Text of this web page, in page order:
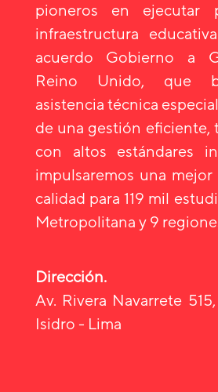
pioneros en ejecutar
infraestructura
acuerdo Gobierno a
Reino Unido, que
asistencia técnica
de una gestión eficiente,
con altos estándares
impulsaremos una
calidad para 119 mil
Metropolitana y 9
Dirección.
Av. Rivera Navarrete
Isidro - Lima